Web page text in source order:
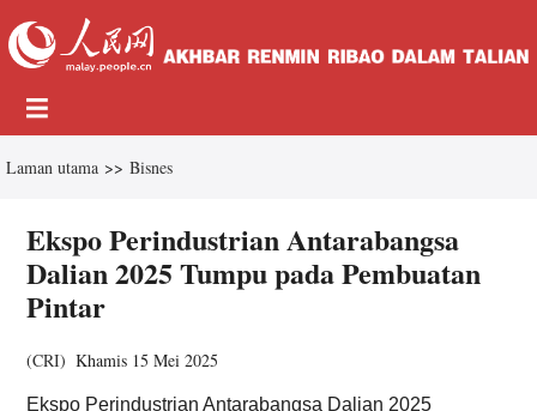
Laman utama >> Bisnes
Ekspo Perindustrian Antarabangsa
Dalian 2025 Tumpu pada Pembuatan
Pintar
(CRI) Khamis 15 Mei 2025
Ekspo Perindustrian Antarabangsa Dalian 2025